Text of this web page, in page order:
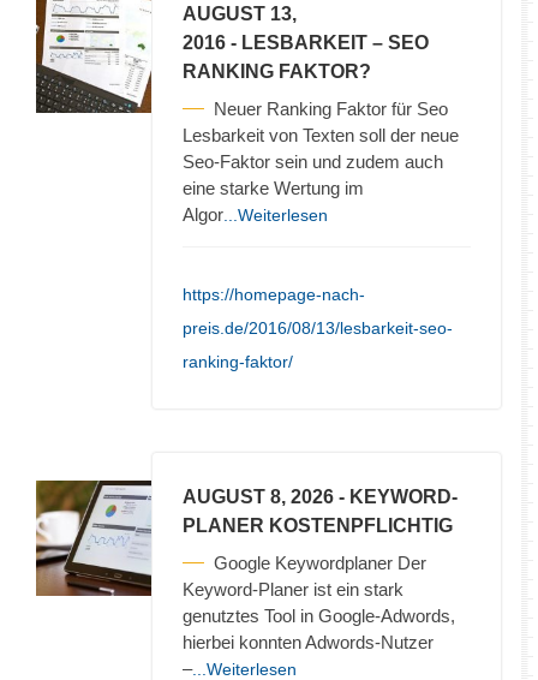
AUGUST 13,
2016 - LESBARKEIT – SEO
RANKING FAKTOR?
Neuer Ranking Faktor für Seo
Lesbarkeit von Texten soll der neue
Seo-Faktor sein und zudem auch
eine starke Wertung im
Algor ...Weiterlesen
https://homepage-nach-
preis.de/2016/08/13/lesbarkeit-seo-
ranking-faktor/
AUGUST 8, 2026 - KEYWORD-
PLANER KOSTENPFLICHTIG
Google Keywordplaner Der
Keyword-Planer ist ein stark
genutztes Tool in Google-Adwords,
hierbei konnten Adwords-Nutzer
–...Weiterlesen